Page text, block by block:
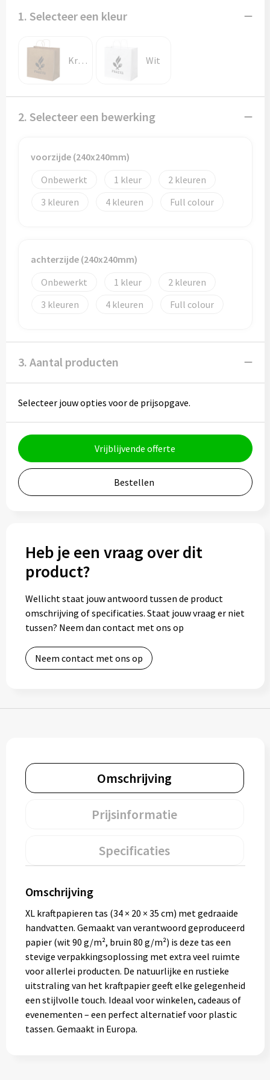
Geschenksets
Merken
Notaboekjes
Zelfklevende memo's
Notablokken
Eten & drinken
Bidons
Drinkflessen
Thermosbekers
Mokken & kopjes
Glazen
Lunchboxen
Muntjes
Paraplu's
Stormparaplu's
Klassieke paraplu's
Technologie
Vrije tijd
Persoonlijke verzorging
EHBO
Verpakkingen
Pashouders
1. Selecteer een kleur
Kraftbruin Wit
2. Selecteer een bewerking
voorzijde (240x240mm)
Onbewerkt
1
2
3
4 Full colour
achterzijde (240x240mm)
Onbewerkt
1
2
3
4 Full colour
3. Aantal producten
Selecteer jouw opties voor de prijsopgave.
Vrijblijvende offerte
Bestellen
Heb je een vraag over dit
product?
Wellicht staat jouw antwoord tussen de product
omschrijving of specificaties. Staat jouw vraag er niet
tussen? Neem dan contact met ons op
Neem contact met ons op
Omschrijving
Prijsinformatie
Specificaties
Omschrijving
XL kraftpapieren tas (34 × 20 × 35 cm) met gedraaide
handvatten. Gemaakt van verantwoord geproduceerd
papier (wit 90 g/m², bruin 80 g/m²) is deze tas een
stevige verpakkingsoplossing met extra veel ruimte
voor allerlei producten. De natuurlijke en rustieke
uitstraling van het kraftpapier geeft elke gelegenheid
een stijlvolle touch. Ideaal voor winkelen, cadeaus of
evenementen – een perfect alternatief voor plastic
tassen. Gemaakt in Europa.